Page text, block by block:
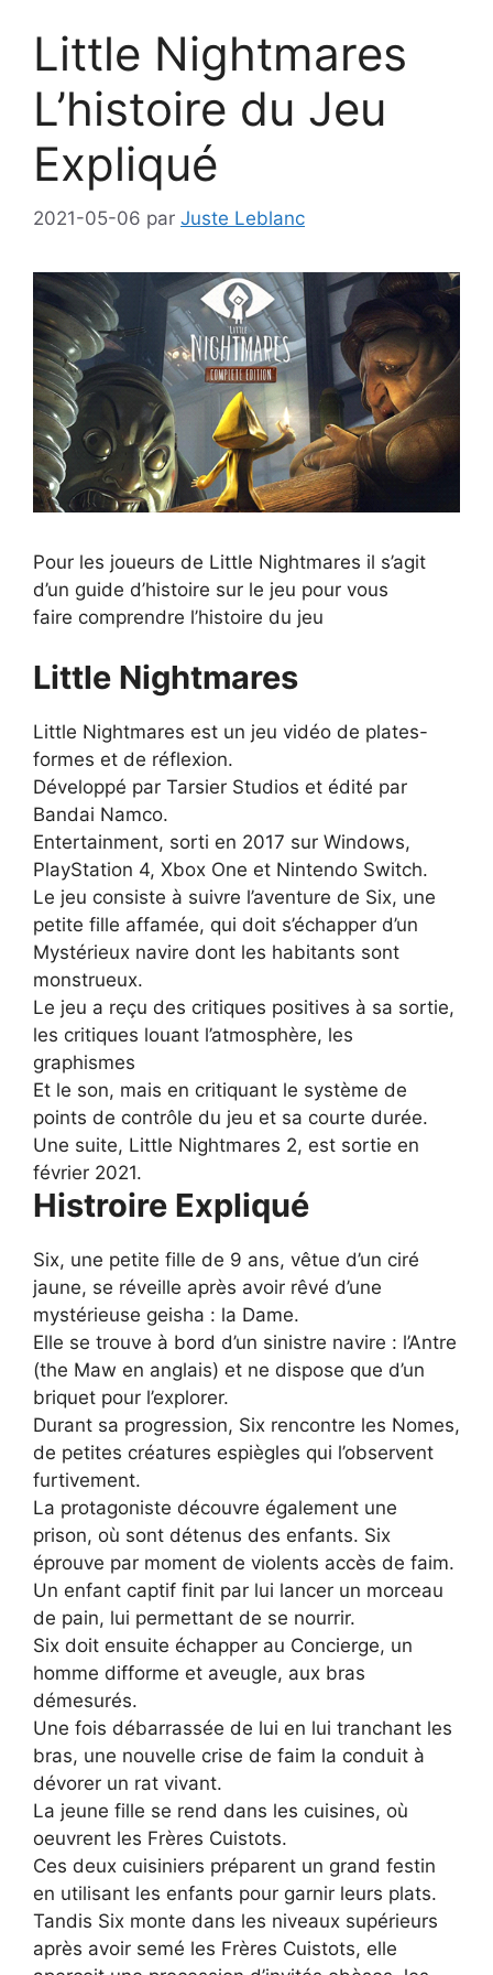
Little Nightmares
L’histoire du Jeu
Expliqué
2021-05-06 par Juste Leblanc
Pour les joueurs de Little Nightmares il s’agit
d’un guide d’histoire sur le jeu pour vous
faire comprendre l’histoire du jeu
Little Nightmares
Little Nightmares est un jeu vidéo de plates-
formes et de réflexion.
Développé par Tarsier Studios et édité par
Bandai Namco.
Entertainment, sorti en 2017 sur Windows,
PlayStation 4, Xbox One et Nintendo Switch.
Le jeu consiste à suivre l’aventure de Six, une
petite fille affamée, qui doit s’échapper d’un
Mystérieux navire dont les habitants sont
monstrueux.
Le jeu a reçu des critiques positives à sa sortie,
les critiques louant l’atmosphère, les
graphismes
Et le son, mais en critiquant le système de
points de contrôle du jeu et sa courte durée.
Une suite, Little Nightmares 2, est sortie en
février 2021.
Histroire Expliqué
Six, une petite fille de 9 ans, vêtue d’un ciré
jaune, se réveille après avoir rêvé d’une
mystérieuse geisha : la Dame.
Elle se trouve à bord d’un sinistre navire : l’Antre
(the Maw en anglais) et ne dispose que d’un
briquet pour l’explorer.
Durant sa progression, Six rencontre les Nomes,
de petites créatures espiègles qui l’observent
furtivement.
La protagoniste découvre également une
prison, où sont détenus des enfants. Six
éprouve par moment de violents accès de faim.
Un enfant captif finit par lui lancer un morceau
de pain, lui permettant de se nourrir.
Six doit ensuite échapper au Concierge, un
homme difforme et aveugle, aux bras
démesurés.
Une fois débarrassée de lui en lui tranchant les
bras, une nouvelle crise de faim la conduit à
dévorer un rat vivant.
La jeune fille se rend dans les cuisines, où
oeuvrent les Frères Cuistots.
Ces deux cuisiniers préparent un grand festin
en utilisant les enfants pour garnir leurs plats.
Tandis Six monte dans les niveaux supérieurs
après avoir semé les Frères Cuistots, elle